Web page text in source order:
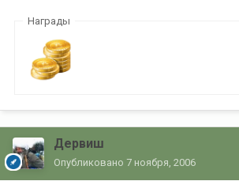
Награды
Дервиш
Опубликовано 7 ноября, 2006